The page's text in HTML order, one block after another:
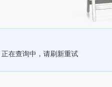
正在查询中，请刷新重试